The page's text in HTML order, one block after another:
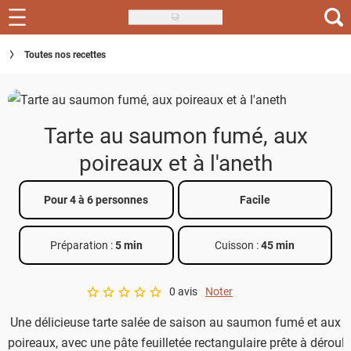
Skip
to
main
Recettes
Inspirations
Menu de la semaine
Actus
Téléchargez l'app Saveurs Recettes
Index des recettes
Toutes nos recettes
Tarte au saumon fumé, aux
poireaux et à l'aneth
Pour 4 à 6 personnes Facile
Préparation :5 min Cuisson :45 min
A star rating of 0 out of 5.
0 avis Noter
Une délicieuse tarte salée de saison au saumon fumé et aux
poireaux, avec une pâte feuilletée rectangulaire prête à